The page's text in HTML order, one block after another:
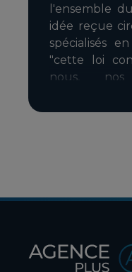
l'ensemble
idée reçue
spécialisés
"cette loi
nous,
partie